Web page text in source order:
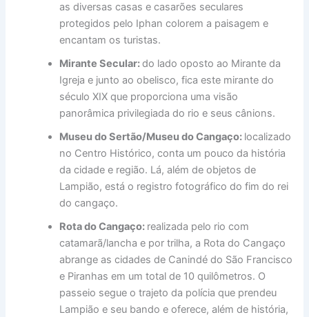
as diversas casas e casarões seculares
protegidos pelo Iphan colorem a paisagem e
encantam os turistas.
Mirante Secular:do lado oposto ao Mirante da
Igreja e junto ao obelisco, fica este mirante do
século XIX que proporciona uma visão
panorâmica privilegiada do rio e seus cânions.
Museu do Sertão/Museu do Cangaço: localizado
no Centro Histórico, conta um pouco da história
da cidade e região. Lá, além de objetos de
Lampião, está o registro fotográfico do fim do rei
do cangaço.
Rota do Cangaço: realizada pelo rio com
catamarã/lancha e por trilha, a Rota do Cangaço
abrange as cidades de Canindé do São Francisco
e Piranhas em um total de 10 quilômetros. O
passeio segue o trajeto da polícia que prendeu
Lampião e seu bando e oferece, além de história,